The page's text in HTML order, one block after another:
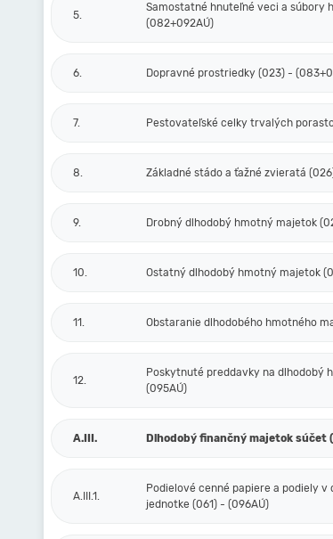
5.
Samostatné hnuteľné veci a súbory
(082+092AÚ)
6. Dopravné prostriedky (023) -
7. Pestovateľské celky trvalých
8. Základné stádo a ťažné zvieratá
9. Drobný dlhodobý hmotný majetok
10. Ostatný dlhodobý hmotný majetok
11. Obstaranie dlhodobého hmotného
12.
Poskytnuté preddavky na dlhodobý
(095AÚ)
A.III. Dlhodobý finančný majetok súčet
A.III.1.
Podielové cenné papiere a podiely
jednotke (061) - (096AÚ)